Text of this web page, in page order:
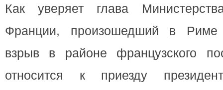
Как уверяет глава
Франции, произошедший в Риме
взрыв в районе французского
относится к приезду